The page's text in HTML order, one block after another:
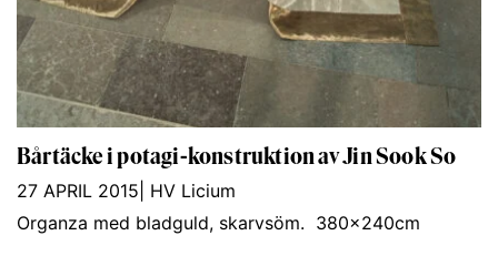
Bårtäcke i potagi-konstruktion av Jin Sook So
27 APRIL 2015 HV Licium
Organza med bladguld, skarvsöm. 380x240cm